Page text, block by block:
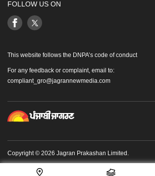
FOLLOW US ON
This website follows the DNPA’s code of conduct
For any feedback or complaint, email to:
compliant_gro@jagrannewmedia.com
Copyright © 2026 Jagran Prakashan Limited.